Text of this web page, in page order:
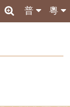
粵
普